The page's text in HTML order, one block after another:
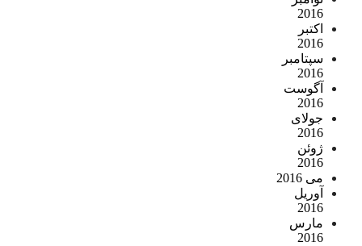
2016
اکتبر
2016
سپتامبر
2016
آگوست
2016
جولای
2016
ژوئن
2016
می 2016
آوریل
2016
مارس
2016